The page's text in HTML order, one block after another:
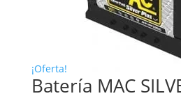
¡Oferta!
Batería MAC